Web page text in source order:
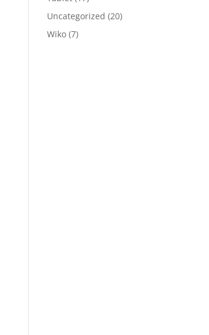
Uncategorized (20)
Wiko (7)